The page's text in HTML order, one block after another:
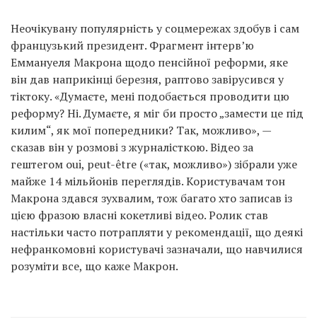
Неочікувану популярність у соцмережах здобув і сам
французький президент. Фрагмент інтерв’ю
Еммануеля Макрона щодо пенсійної реформи, яке
він дав наприкінці березня, раптово завірусився у
тіктоку. «Думаєте, мені подобається проводити цю
реформу? Ні. Думаєте, я міг би просто „замести це під
килим“, як мої попередники? Так, можливо», —
сказав він у розмові з журналісткою. Відео за
гештегом oui, peut-être («так, можливо») зібрали уже
майже 14 мільйонів переглядів. Користувачам тон
Макрона здався зухвалим, тож багато хто записав із
цією фразою власні кокетливі відео. Ролик став
настільки часто потрапляти у рекомендації, що деякі
нефранкомовні користувачі зазначали, що навчилися
розуміти все, що каже Макрон.